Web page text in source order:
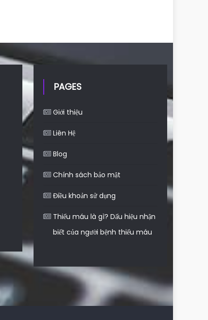
PAGES
Giới thiệu
Liên Hệ
Blog
Chính sách bảo mật
Điều khoản sử dụng
Thiếu máu là gì? Dấu hiệu nhận
biết của người bệnh thiếu máu